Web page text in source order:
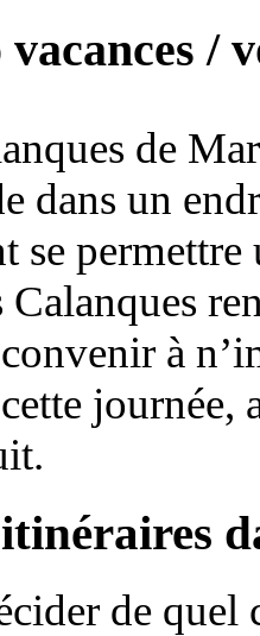
/
de
dans un
se permettre
Calanques
à
journée,
de